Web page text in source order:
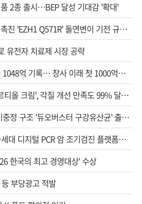
2종 출시…BEP 달성 기대감 '확대'
진 'EZH1 Q571R' 돌연변이 기전 규…
유전자 치료제 시장 공략
1048억 기록… 창사 이래 첫 1000억…
티올 크림', 각질 개선 만족도 99% 달…
중정 구조 '듀오버스터 구강유산균' 출…
대 디지털 PCR 암 조기검진 플랫폼…
한국의 최고 경영대상' 수상
부당광고 적발